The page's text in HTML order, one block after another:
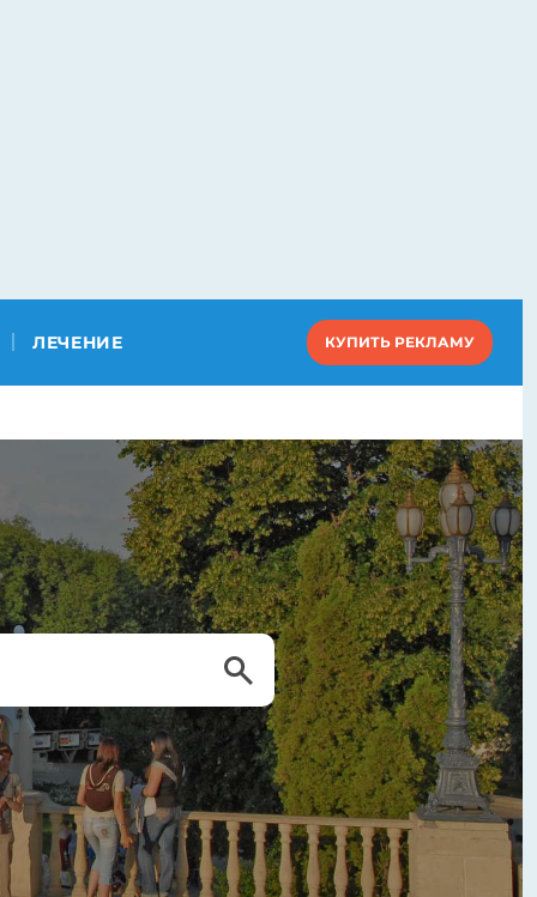
ЛЕЧЕНИЕ КУПИТЬ РЕКЛАМУ